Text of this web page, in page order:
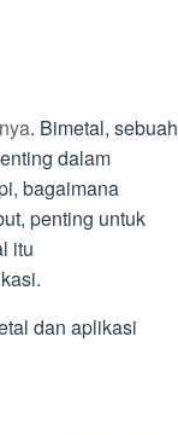
. Bimetal, sebuah
dalam
bagaimana
penting untuk
itu
dan aplikasi